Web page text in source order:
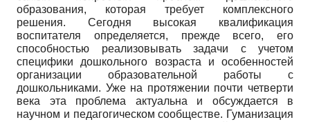
образования, которая требует комплексного
решения. Сегодня высокая квалификация
воспитателя определяется, прежде всего, его
способностью реализовывать задачи с учетом
специфики дошкольного возраста и особенностей
организации образовательной работы с
дошкольниками. Уже на протяжении почти четверти
века эта проблема актуальна и обсуждается в
научном и педагогическом сообществе. Гуманизация